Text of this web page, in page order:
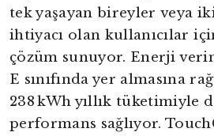
tek yaşayan bireyler veya
ihtiyacı olan kullanıcılar
çözüm sunuyor. Enerji
E sınıfında yer almasına
238 kWh yıllık tüketimiyle
performans sağlıyor.